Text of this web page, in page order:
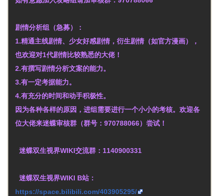
剧情分析组（急募）：
1.精通主线剧情、少女好感剧情，衍生剧情（如官方漫画），
也欢迎对1代剧情比较熟悉的大佬！
2.有撰写剧情分析文案的能力。
3.有一定考据能力。
4.有充分的时间和动手积极性。
因为各种各样的原因，进组需要进行一个小小的考核。欢迎各
位大佬来迷蝶审核群（群号：970788066）尝试！
迷蝶双生视界WIKI交流群：1140900331
迷蝶双生视界WIKI B站：
https://space.bilibili.com/403905295/